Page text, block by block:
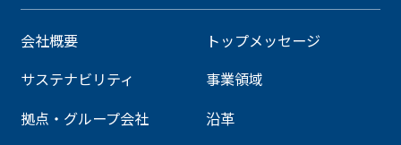
会社概要
トップメッセージ
サステナビリティ
事業領域
拠点・グループ会社
沿革